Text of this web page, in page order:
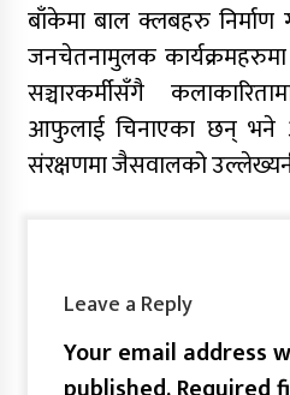
बाँकेमा बाल क्लबहरु
जनचेतनामुलक कार्यक्रमहरुमा
सञ्चारकर्मीसँगै
आफुलाई चिनाएका छन् भने
संरक्षणमा जैसवालको
Leave a Reply
Your email address